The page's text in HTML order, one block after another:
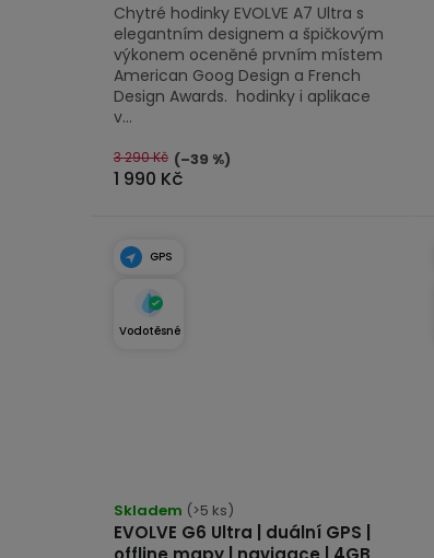
5
hvězdiček.
1 990 Kč
3 290 Kč (–39 %)
Chytré hodinky EVOLVE A7 Ultra s
elegantním designem a špičkovým
výkonem oceněné prvním místem
American Goog Design a French
Design Awards. hodinky i aplikace
v...
GPS
Vodotěsné
EVOLVE G6 Ultra | duální GPS |
Skladem (>5 ks)